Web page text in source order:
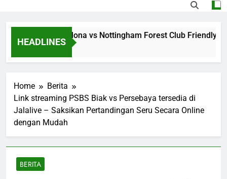
HEADLINES
Jalalive Barcelona vs Nottingham Forest Club Friendly Dini
Home
Berita
Link streaming PSBS Biak vs Persebaya tersedia di
Jalalive – Saksikan Pertandingan Seru Secara Online
dengan Mudah
BERITA